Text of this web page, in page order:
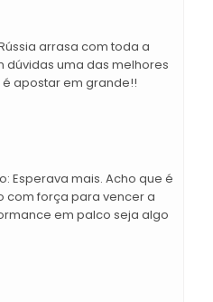
arrasa com toda a
dúvidas uma das melhores
apostar em grande!!
Esperava mais. Acho que é
com força para vencer a
em palco seja algo